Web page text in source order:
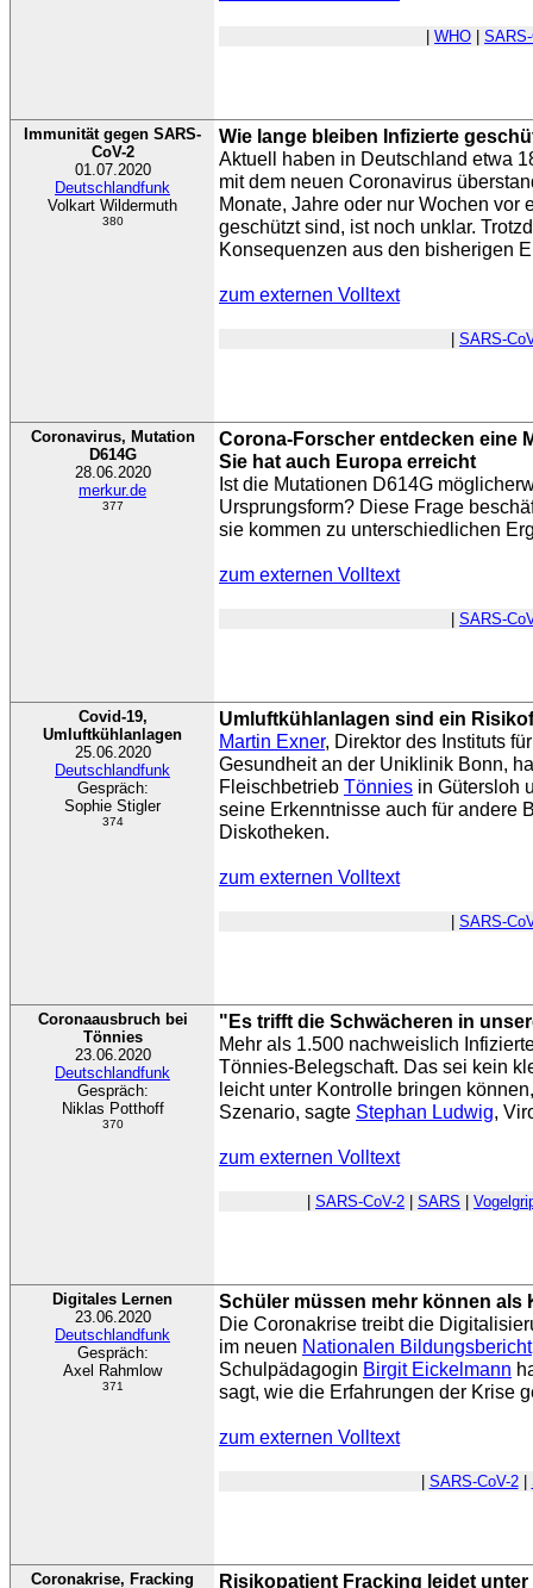
WHO
Immunität gegen SARS-
CoV-2
01.07.2020
Deutschlandfunk
Volkart Wildermuth
380
Wie lange bleiben Infizierte
Aktuell haben in Deutschland etwa
mit dem neuen Coronavirus
Monate, Jahre oder nur Wochen vor
geschützt sind, ist noch unklar.
Konsequenzen aus den bisherigen
zum externen Volltext
SARS-
Coronavirus, Mutation
D614G
28.06.2020
merkur.de
377
Corona-Forscher entdecken eine
Sie hat auch Europa erreicht
Ist die Mutationen D614G
Ursprungsform? Diese Frage
sie kommen zu unterschiedlichen
zum externen Volltext
SARS-
Covid-19,
Umluftkühlanlagen
25.06.2020
Deutschlandfunk
Gespräch:
Sophie Stigler
374
Umluftkühlanlagen sind ein
Martin Exner, Direktor des Instituts
Gesundheit an der Uniklinik Bonn,
Fleischbetrieb Tönnies in Gütersloh
seine Erkenntnisse auch für andere
Diskotheken.
zum externen Volltext
SARS-
Coronaausbruch bei
Tönnies
23.06.2020
Deutschlandfunk
Gespräch:
Niklas Potthoff
370
"Es trifft die Schwächeren in
Mehr als 1.500 nachweislich
Tönnies-Belegschaft. Das sei kein
leicht unter Kontrolle bringen
Szenario, sagte Stephan Ludwig,
zum externen Volltext
SARS-CoV-2 SARS
Digitales Lernen
23.06.2020
Deutschlandfunk
Gespräch:
Axel Rahmlow
371
Schüler müssen mehr können als
Die Coronakrise treibt die
im neuen Nationalen Bildungsbericht
Schulpädagogin Birgit Eickelmann
sagt, wie die Erfahrungen der Krise
zum externen Volltext
SARS-CoV-2|
Coronakrise, Fracking
Risikopatient Fracking leidet unter